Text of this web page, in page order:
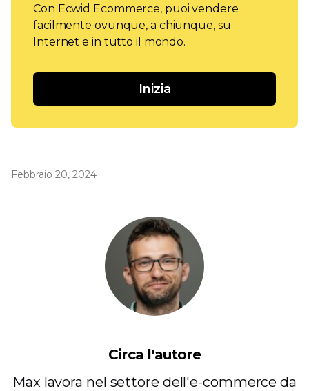
Con Ecwid Ecommerce, puoi vendere
facilmente ovunque, a chiunque, su
Internet e in tutto il mondo.
Inizia
Febbraio 20, 2024
Circa l'autore
Max lavora nel settore dell'e-commerce da